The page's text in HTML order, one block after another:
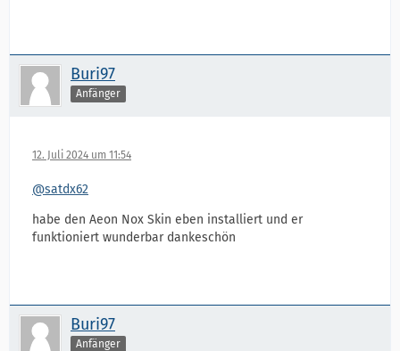
Buri97
Anfänger
12. Juli 2024 um 11:54
@satdx62
habe den Aeon Nox Skin eben installiert und er
funktioniert wunderbar dankeschön
Buri97
Anfänger